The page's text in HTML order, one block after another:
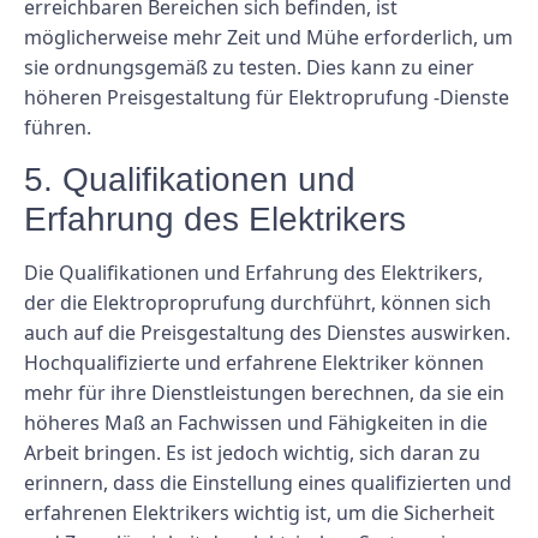
erreichbaren Bereichen sich befinden, ist
möglicherweise mehr Zeit und Mühe erforderlich, um
sie ordnungsgemäß zu testen. Dies kann zu einer
höheren Preisgestaltung für Elektroprufung -Dienste
führen.
5. Qualifikationen und
Erfahrung des Elektrikers
Die Qualifikationen und Erfahrung des Elektrikers,
der die Elektroproprufung durchführt, können sich
auch auf die Preisgestaltung des Dienstes auswirken.
Hochqualifizierte und erfahrene Elektriker können
mehr für ihre Dienstleistungen berechnen, da sie ein
höheres Maß an Fachwissen und Fähigkeiten in die
Arbeit bringen. Es ist jedoch wichtig, sich daran zu
erinnern, dass die Einstellung eines qualifizierten und
erfahrenen Elektrikers wichtig ist, um die Sicherheit